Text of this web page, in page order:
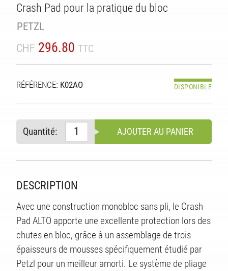
Crash Pad pour la pratique du bloc
PETZL
CHF 296.80 TTC
RÉFÉRENCE: K02AO DISPONIBLE
Quantité: AJOUTER AU PANIER
DESCRIPTION
Avec une construction monobloc sans pli, le Crash
Pad ALTO apporte une excellente protection lors des
chutes en bloc, grâce à un assemblage de trois
épaisseurs de mousses spécifiquement étudié par
Petzl pour un meilleur amorti. Le système de pliage